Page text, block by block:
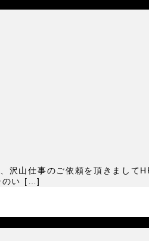
山仕事のご依頼を頂きまして
のい […]